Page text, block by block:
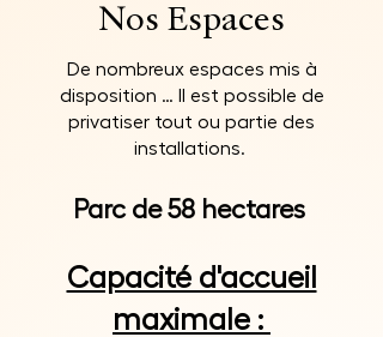
Nos Espaces
De nombreux espaces mis à
disposition … Il est possible de
privatiser tout ou partie des
installations.
Parc de 58 hectares
Capacité d'accueil
maximale :